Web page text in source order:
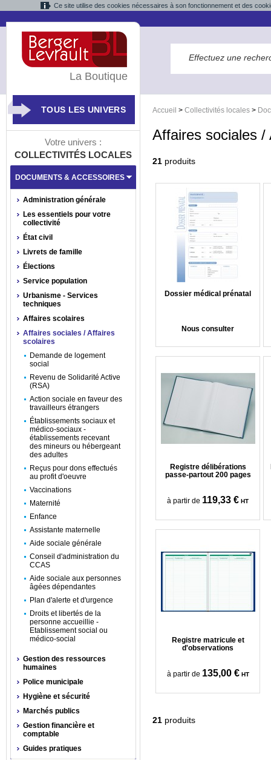
Ce site utilise des cookies nécessaires à son fonctionnement et des
Accueil > Collectivités locales >
Affaires sociales /
21 produits
Dossier médical prénatal
Nous consulter
Registre délibérations
passe-partout 200 pages
à partir de 119,33 € HT
Registre matricule et
d'observations
à partir de 135,00 € HT
21 produits
La Boutique
TOUS LES UNIVERS
Votre univers :
COLLECTIVITÉS LOCALES
DOCUMENTS & ACCESSOIRES
Administration générale
Les essentiels pour votre
collectivité
État civil
Livrets de famille
Élections
Service population
Urbanisme - Services
techniques
Affaires scolaires
Affaires sociales / Affaires
scolaires
Demande de logement
social
Revenu de Solidarité Active
(RSA)
Action sociale en faveur des
travailleurs étrangers
Établissements sociaux et
médico-sociaux -
établissements recevant
des mineurs ou hébergeant
des adultes
Reçus pour dons effectués
au profit d'oeuvre
Vaccinations
Maternité
Enfance
Assistante maternelle
Aide sociale générale
Conseil d'administration du
CCAS
Aide sociale aux personnes
âgées dépendantes
Plan d'alerte et d'urgence
Droits et libertés de la
personne accueillie -
Etablissement social ou
médico-social
Gestion des ressources
humaines
Police municipale
Hygiène et sécurité
Marchés publics
Gestion financière et
comptable
Guides pratiques